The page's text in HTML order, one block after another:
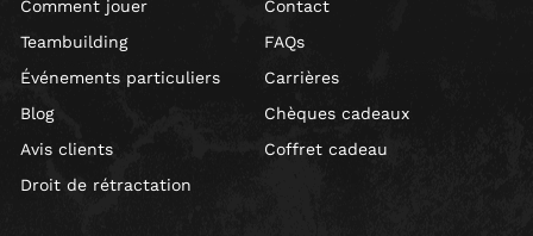
Comment jouer
Teambuilding
Événements particuliers
Blog
Avis clients
Droit de rétractation
Contact
FAQs
Carrières
Chèques cadeaux
Coffret cadeau